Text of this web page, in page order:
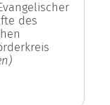
des